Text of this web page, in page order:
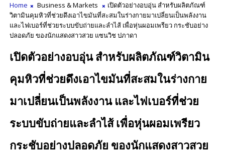
Home Business & Markets
เปิดตัวอย่างอบอุ่น สำหรับผลิตภัณฑ์
วิตามินคุมหิวที่ช่วยดึงเอาไขมันที่สะสมในร่างกายมาเปลี่ยนเป็นพลังงาน
และไฟเบอร์ที่ช่วยระบบขับถ่ายและลำไส้ เพื่อหุ่นผอมเพรียว กระชับอย่าง
ปลอดภัย ของนักแสดงสาวสวย แซนวิช ปภาดา
เปิดตัวอย่างอบอุ่น สำหรับผลิตภัณฑ์วิตามิน
คุมหิวที่ช่วยดึงเอาไขมันที่สะสมในร่างกาย
มาเปลี่ยนเป็นพลังงาน และไฟเบอร์ที่ช่วย
ระบบขับถ่ายและลำไส้ เพื่อหุ่นผอมเพรียว
กระชับอย่างปลอดภัย ของนักแสดงสาวสวย